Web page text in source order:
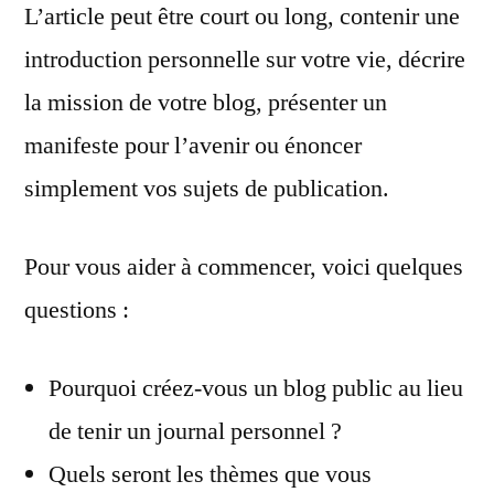
L’article peut être court ou long, contenir une
introduction personnelle sur votre vie, décrire
la mission de votre blog, présenter un
manifeste pour l’avenir ou énoncer
simplement vos sujets de publication.
Pour vous aider à commencer, voici quelques
questions :
Pourquoi créez-vous un blog public au lieu
de tenir un journal personnel ?
Quels seront les thèmes que vous